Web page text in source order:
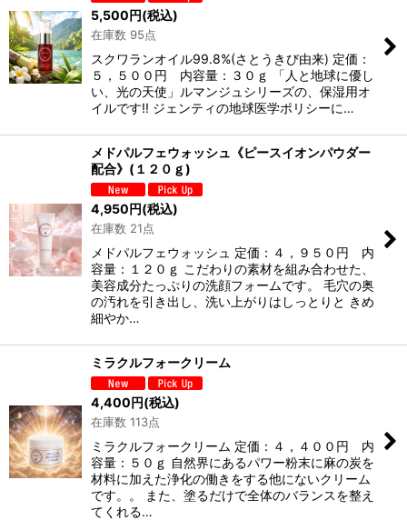
5,500円(税込)
在庫数 95点
スクワランオイル99.8%(さとうきび由来) 定価：
５，５００円 内容量：３０ｇ 「人と地球に優し
い、光の天使」ルマンジュシリーズの、保湿用オ
イルです!! ジェンティの地球医学ポリシーに…
メドパルフェウォッシュ《ピースイオンパウダー
配合》(１２０ｇ)
4,950円(税込)
在庫数 21点
メドパルフェウォッシュ 定価：４，９５０円 内
容量：１２０ｇ こだわりの素材を組み合わせた、
美容成分たっぷりの洗顔フォームです。 毛穴の奥
の汚れを引き出し、洗い上がりはしっとりと きめ
細やか…
ミラクルフォークリーム
4,400円(税込)
在庫数 113点
ミラクルフォークリーム 定価：４，４００円 内
容量：５０ｇ 自然界にあるパワー粉末に麻の炭を
材料に加えた浄化の働きをする他にないクリーム
です。。 また、塗るだけで全体のバランスを整え
てくれる…